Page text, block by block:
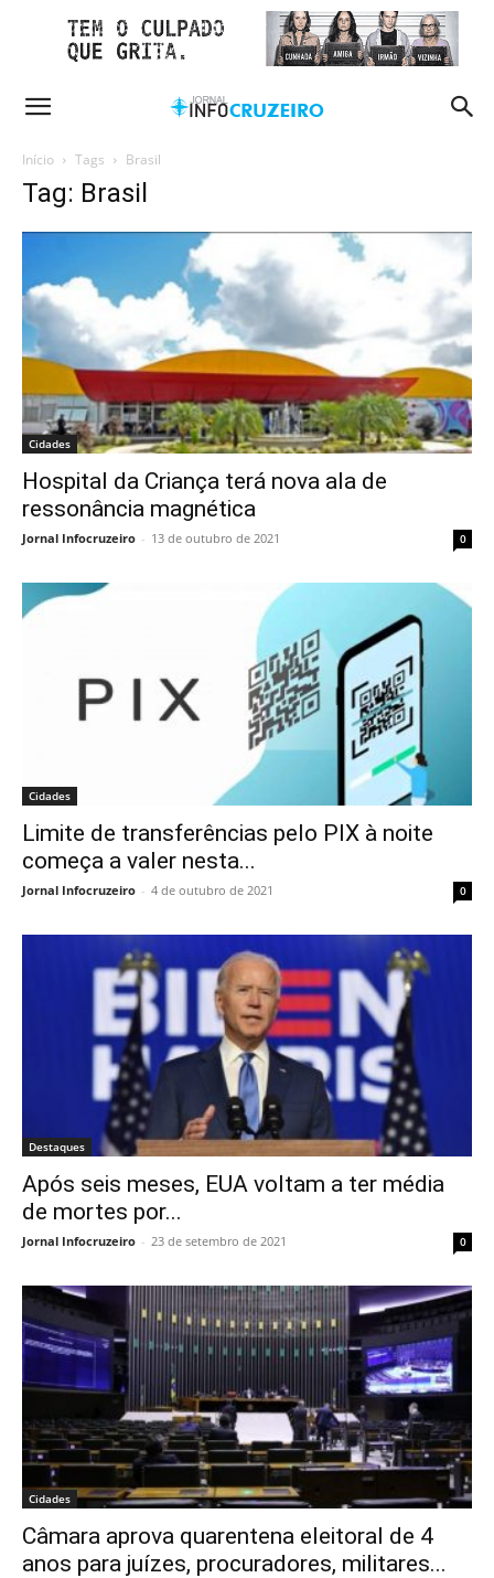
Início Tags Brasil
Tag: Brasil
Cidades
Hospital da Criança terá nova ala de
ressonância magnética
Jornal Infocruzeiro - 13 de outubro de 2021 0
Cidades
Limite de transferências pelo PIX à noite
começa a valer nesta...
Jornal Infocruzeiro - 4 de outubro de 2021 0
Destaques
Após seis meses, EUA voltam a ter média
de mortes por...
Jornal Infocruzeiro - 23 de setembro de 2021 0
Cidades
Câmara aprova quarentena eleitoral de 4
anos para juízes, procuradores, militares...